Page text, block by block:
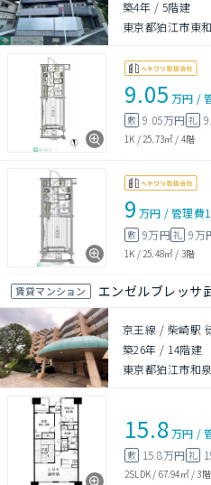
築4年 / 5階建
東京都狛江市東
9.05 万円 /
敷 9.05万円 礼
1K /25.73㎡ / 4階
9 万円 /管理費
敷 9万円礼 9万
1K /25.48㎡ / 3階
賃貸マンション エンゼルブレッサ
京王線 / 柴崎駅
築26年 / 14階建
東京都狛江市和
15.8万円 /
敷 15.8万円 礼
2SLDK / 67.94㎡/3階